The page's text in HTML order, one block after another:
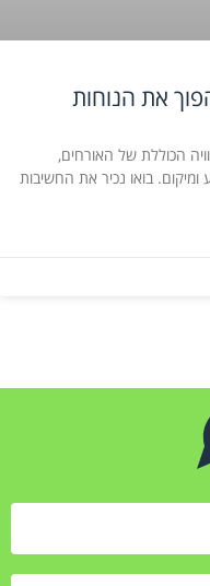
את הנוחות
הכוללת של האורחים,
ומיקום. בואו נכיר את החשיבות